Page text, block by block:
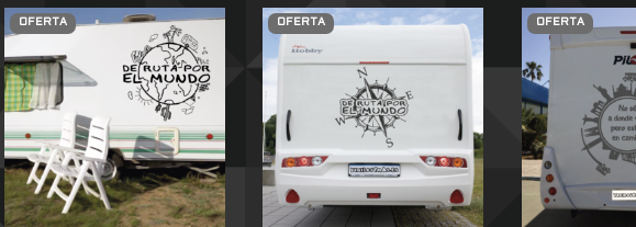
OFERTA OFERTA OFERTA